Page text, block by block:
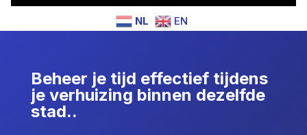
NL EN
Beheer je tijd effectief tijdens
je verhuizing binnen dezelfde
stad.​.